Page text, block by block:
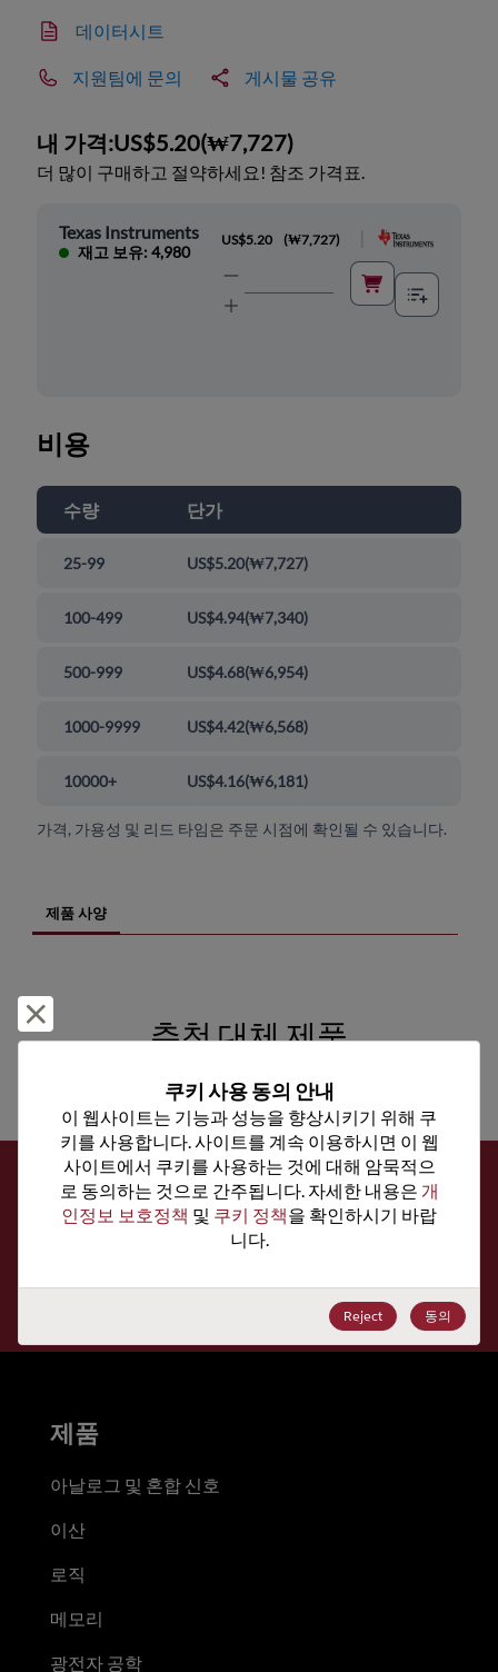
데이터시트
지원팀에 문의 게시물 공유
내 가격:US$5.20(₩7,727)
더 많이 구매하고 절약하세요! 참조 가격표.
Texas Instruments
재고 보유: 4,980
US$5.20 (₩7,727)
비용
수량 단가
25-99 US$5.20(₩7,727)
100-499 US$4.94(₩7,340)
500-999 US$4.68(₩6,954)
1000-9999 US$4.42(₩6,568)
10000+ US$4.16(₩6,181)
가격, 가용성 및 리드 타임은 주문 시점에 확인될 수 있습니다.
제품 사양
추천 대체 제품
뉴스레터를 구독하세요
매주 최신 뉴스, 기사, 리소스를 받아 보세요.
쿠키 사용 동의 안내
이 웹사이트는 기능과 성능을 향상시키기 위해 쿠
키를 사용합니다. 사이트를 계속 이용하시면 이 웹
사이트에서 쿠키를 사용하는 것에 대해 암묵적으
로 동의하는 것으로 간주됩니다. 자세한 내용은 개
인정보 보호정책 및 쿠키 정책을 확인하시기 바랍
니다.
Reject 동의
제품
아날로그 및 혼합 신호
이산
로직
메모리
광전자 공학